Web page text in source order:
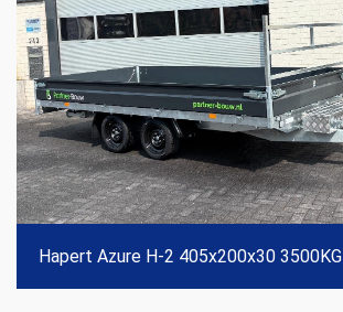
Hapert Azure H-2 405x200x30 3500KG